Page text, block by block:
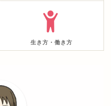
生き方・働き方